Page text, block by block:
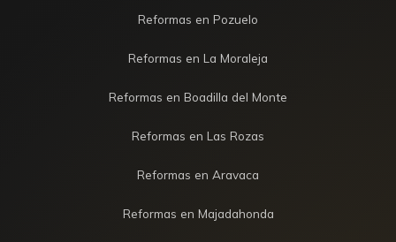
Reformas en Pozuelo
Reformas en La Moraleja
Reformas en Boadilla del Monte
Reformas en Las Rozas
Reformas en Aravaca
Reformas en Majadahonda